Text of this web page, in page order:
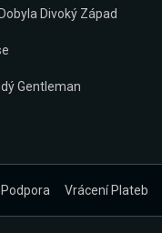
Divoký Západ
Gentleman
Podpora Vrácení Plateb